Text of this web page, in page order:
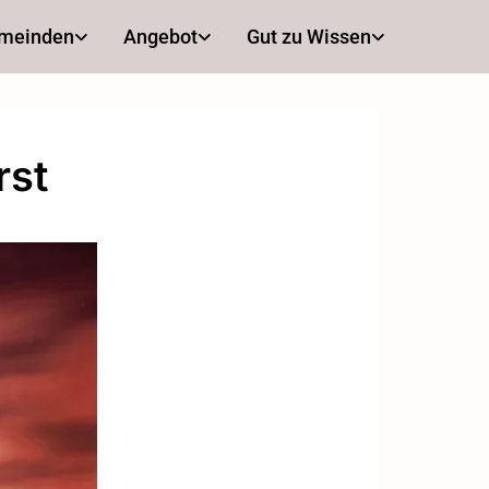
Angebot Gut zu Wissen